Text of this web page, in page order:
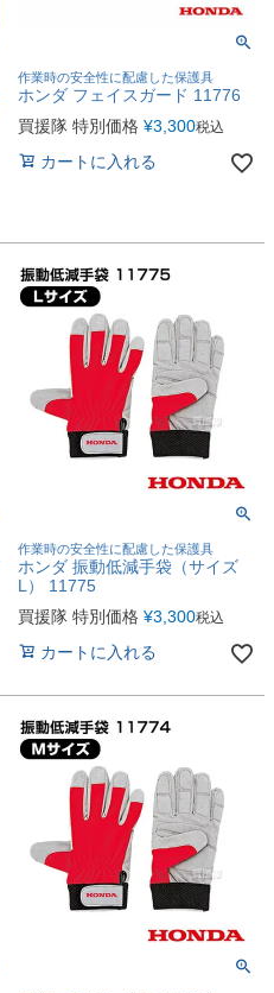
作業時の安全性に配慮した保護具
ホンダ フェイスガード 11776
買援隊 特別価格 ¥3,300税込
カートに入れる
作業時の安全性に配慮した保護具
ホンダ 振動低減手袋（サイズ
L） 11775
買援隊 特別価格 ¥3,300税込
カートに入れる